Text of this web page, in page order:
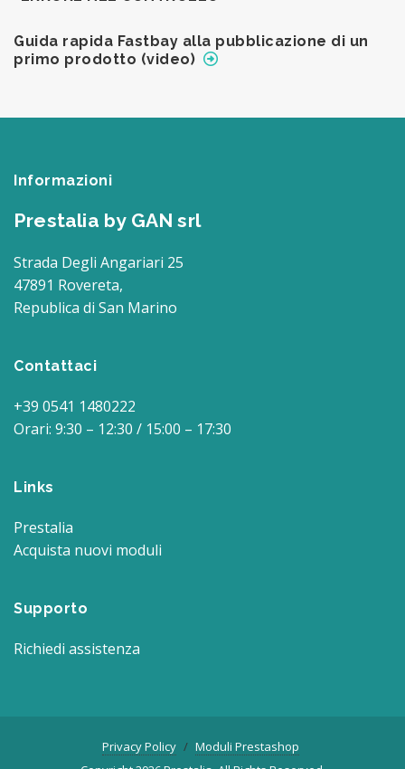
Guida rapida Fastbay alla pubblicazione di un
primo prodotto (video)
Informazioni
Prestalia by GAN srl
Strada Degli Angariari 25
47891 Rovereta,
Republica di San Marino
Contattaci
+39 0541 1480222
Orari: 9:30 – 12:30 / 15:00 – 17:30
Links
Prestalia
Acquista nuovi moduli
Supporto
Richiedi assistenza
Privacy Policy
Moduli Prestashop